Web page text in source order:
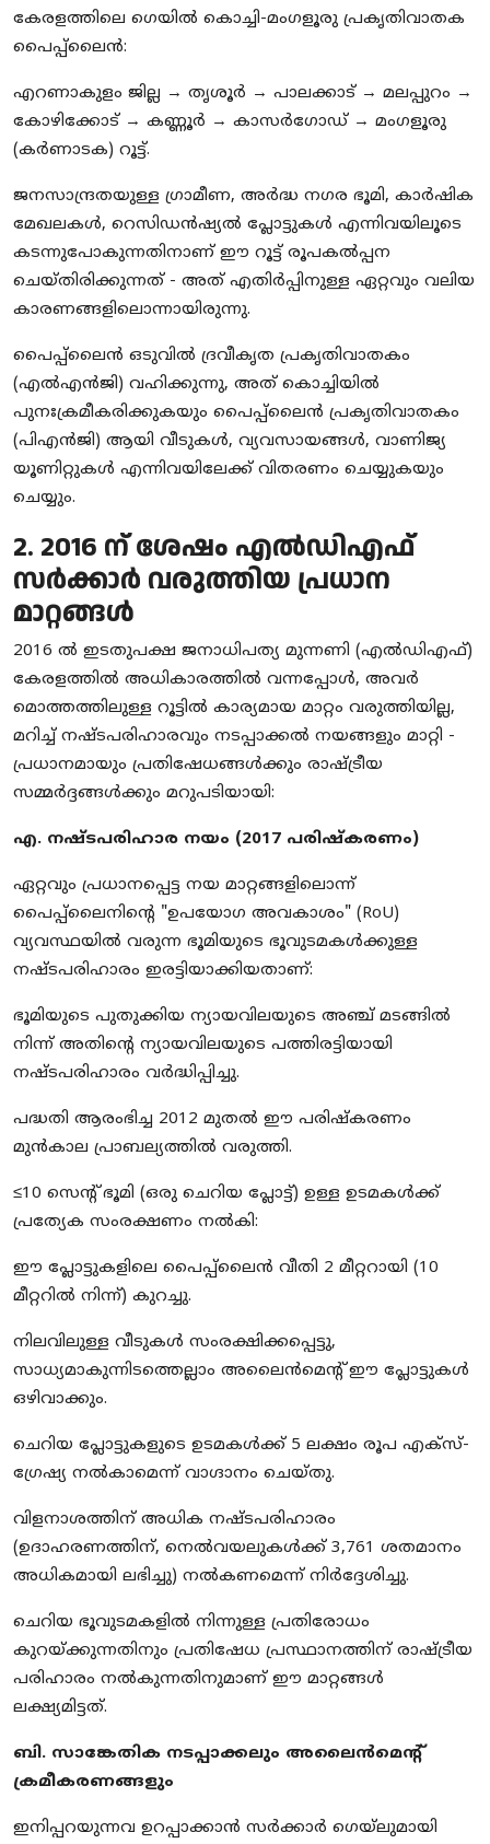
കേരളത്തിലെ ഗെയിൽ കൊച്ചി-മംഗളൂരു പ്രകൃതിവാതക
പൈപ്പ്‌ലൈൻ:
എറണാകുളം ജില്ല → തൃശൂർ → പാലക്കാട് → മലപ്പുറം →
കോഴിക്കോട് → കണ്ണൂർ → കാസർഗോഡ് → മംഗളൂരു
(കർണാടക) റൂട്ട്.
ജനസാന്ദ്രതയുള്ള ഗ്രാമീണ, അർദ്ധ നഗര ഭൂമി, കാർഷിക
മേഖലകൾ, റെസിഡൻഷ്യൽ പ്ലോട്ടുകൾ എന്നിവയിലൂടെ
കടന്നുപോകുന്നതിനാണ് ഈ റൂട്ട് രൂപകൽപ്പന
ചെയ്തിരിക്കുന്നത് - അത് എതിർപ്പിനുള്ള ഏറ്റവും വലിയ
കാരണങ്ങളിലൊന്നായിരുന്നു.
പൈപ്പ്‌ലൈൻ ഒടുവിൽ ദ്രവീകൃത പ്രകൃതിവാതകം
(എൽ‌എൻ‌ജി) വഹിക്കുന്നു, അത് കൊച്ചിയിൽ
പുനഃക്രമീകരിക്കുകയും പൈപ്പ്ലൈൻ പ്രകൃതിവാതകം
(പി‌എൻ‌ജി) ആയി വീടുകൾ, വ്യവസായങ്ങൾ, വാണിജ്യ
യൂണിറ്റുകൾ എന്നിവയിലേക്ക് വിതരണം ചെയ്യുകയും
ചെയ്യും.
2. 2016 ന് ശേഷം എൽഡിഎഫ്
സർക്കാർ വരുത്തിയ പ്രധാന
മാറ്റങ്ങൾ
2016 ൽ ഇടതുപക്ഷ ജനാധിപത്യ മുന്നണി (എൽഡിഎഫ്)
കേരളത്തിൽ അധികാരത്തിൽ വന്നപ്പോൾ, അവർ
മൊത്തത്തിലുള്ള റൂട്ടിൽ കാര്യമായ മാറ്റം വരുത്തിയില്ല,
മറിച്ച് നഷ്ടപരിഹാരവും നടപ്പാക്കൽ നയങ്ങളും മാറ്റി -
പ്രധാനമായും പ്രതിഷേധങ്ങൾക്കും രാഷ്ട്രീയ
സമ്മർദ്ദങ്ങൾക്കും മറുപടിയായി:
എ. നഷ്ടപരിഹാര നയം (2017 പരിഷ്കരണം)
ഏറ്റവും പ്രധാനപ്പെട്ട നയ മാറ്റങ്ങളിലൊന്ന്
പൈപ്പ്‌ലൈനിന്റെ "ഉപയോഗ അവകാശം" (RoU)
വ്യവസ്ഥയിൽ വരുന്ന ഭൂമിയുടെ ഭൂവുടമകൾക്കുള്ള
നഷ്ടപരിഹാരം ഇരട്ടിയാക്കിയതാണ്:
ഭൂമിയുടെ പുതുക്കിയ ന്യായവിലയുടെ അഞ്ച് മടങ്ങിൽ
നിന്ന് അതിന്റെ ന്യായവിലയുടെ പത്തിരട്ടിയായി
നഷ്ടപരിഹാരം വർദ്ധിപ്പിച്ചു.
പദ്ധതി ആരംഭിച്ച 2012 മുതൽ ഈ പരിഷ്കരണം
മുൻകാല പ്രാബല്യത്തിൽ വരുത്തി.
≤10 സെന്റ് ഭൂമി (ഒരു ചെറിയ പ്ലോട്ട്) ഉള്ള ഉടമകൾക്ക്
പ്രത്യേക സംരക്ഷണം നൽകി:
ഈ പ്ലോട്ടുകളിലെ പൈപ്പ്ലൈൻ വീതി 2 മീറ്ററായി (10
മീറ്ററിൽ നിന്ന്) കുറച്ചു.
നിലവിലുള്ള വീടുകൾ സംരക്ഷിക്കപ്പെട്ടു,
സാധ്യമാകുന്നിടത്തെല്ലാം അലൈൻമെന്റ് ഈ പ്ലോട്ടുകൾ
ഒഴിവാക്കും.
ചെറിയ പ്ലോട്ടുകളുടെ ഉടമകൾക്ക് 5 ലക്ഷം രൂപ എക്സ്-
ഗ്രേഷ്യ നൽകാമെന്ന് വാഗ്ദാനം ചെയ്തു.
വിളനാശത്തിന് അധിക നഷ്ടപരിഹാരം
(ഉദാഹരണത്തിന്, നെൽവയലുകൾക്ക് 3,761 ശതമാനം
അധികമായി ലഭിച്ചു) നൽകണമെന്ന് നിർദ്ദേശിച്ചു.
ചെറിയ ഭൂവുടമകളിൽ നിന്നുള്ള പ്രതിരോധം
കുറയ്ക്കുന്നതിനും പ്രതിഷേധ പ്രസ്ഥാനത്തിന് രാഷ്ട്രീയ
പരിഹാരം നൽകുന്നതിനുമാണ് ഈ മാറ്റങ്ങൾ
ലക്ഷ്യമിട്ടത്.
ബി. സാങ്കേതിക നടപ്പാക്കലും അലൈൻമെന്റ്
ക്രമീകരണങ്ങളും
ഇനിപ്പറയുന്നവ ഉറപ്പാക്കാൻ സർക്കാർ ഗെയ്‌ലുമായി